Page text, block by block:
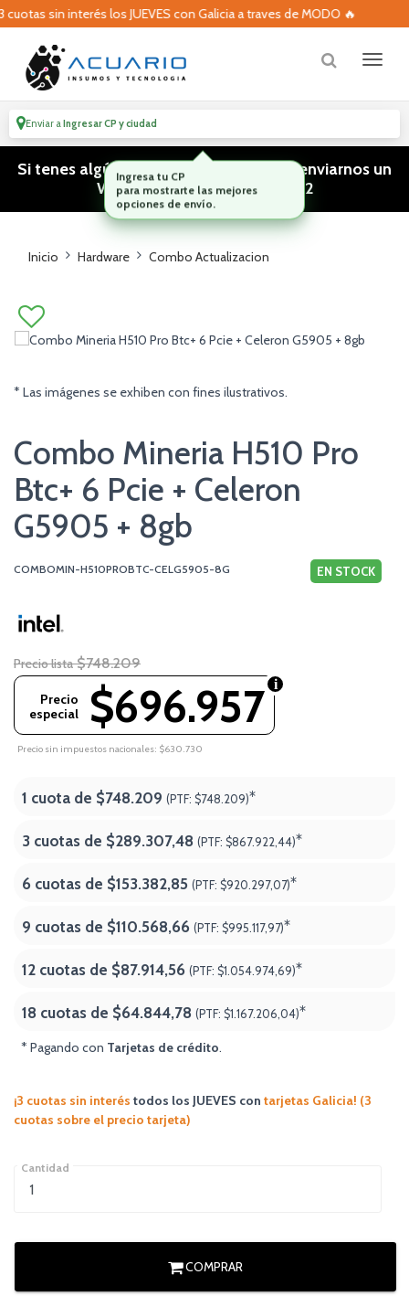
sin interés los JUEVES con Galicia a traves de MODO 🔥
Enviar aIngresar CP y ciudad
Si tenes algún tipo de consulta podes enviarnos un
WhatsApp! (011) 15 5386 3812
Inicio Hardware Combo Actualizacion
* Las imágenes se exhiben con fines ilustrativos.
Combo Mineria H510 Pro
Btc+ 6 Pcie + Celeron
G5905 + 8gb
COMBOMIN-H510PROBTC-CELG5905-8G EN STOCK
Precio lista $748.209
$696.957
Precio
especial
Precio sin impuestos nacionales: $630.730
1 cuota de $748.209 (PTF: $748.209)*
3 cuotas de $289.307,48 (PTF: $867.922,44)*
6 cuotas de $153.382,85 (PTF: $920.297,07)*
9 cuotas de $110.568,66 (PTF: $995.117,97)*
12 cuotas de $87.914,56 (PTF: $1.054.974,69)*
18 cuotas de $64.844,78 (PTF: $1.167.206,04)*
* Pagando con Tarjetas de crédito.
¡3 cuotas sin interés todos los JUEVES con tarjetas Galicia! (3
cuotas sobre el precio tarjeta)
Cantidad
COMPRAR